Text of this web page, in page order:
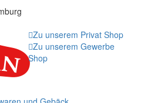
Zu unserem Privat Shop
Zu unserem Gewerbe
Shop